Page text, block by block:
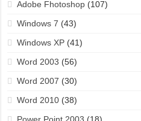
Adobe Fhotoshop(107)
Windows 7 (43)
Windows XP(41)
Word 2003 (56)
Word 2007 (30)
Word 2010(38)